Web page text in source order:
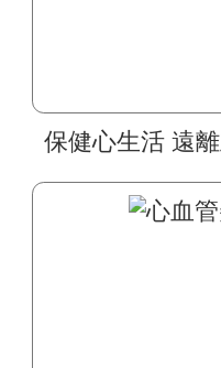
保健心生活 遠